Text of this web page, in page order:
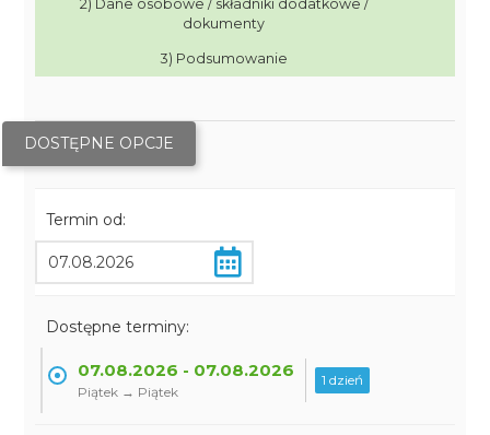
2) Dane osobowe / składniki dodatkowe /
dokumenty
3) Podsumowanie
DOSTĘPNE OPCJE
Termin od:
Dostępne terminy:
07.08.2026 - 07.08.2026
Piątek → Piątek
1 dzień